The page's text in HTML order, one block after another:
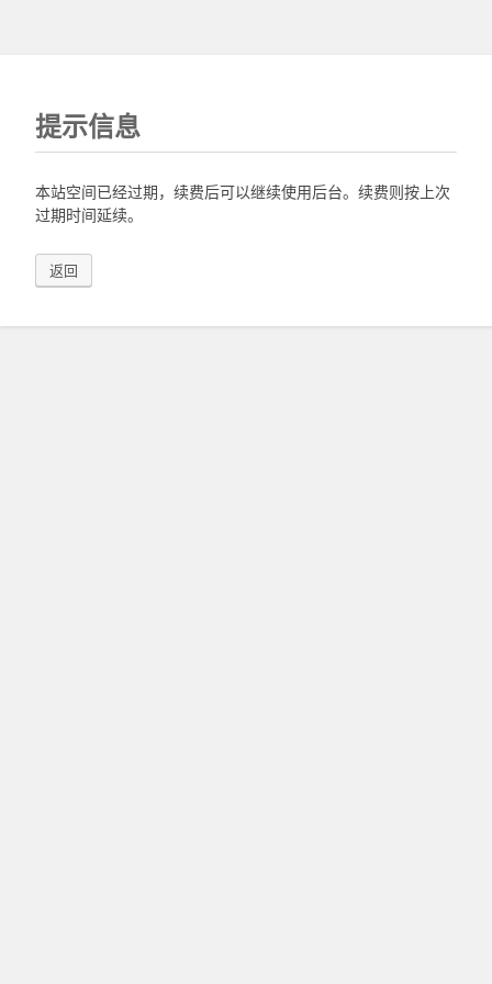
提示信息
本站空间已经过期，续费后可以继续使用后台。续费则按上次
过期时间延续。
返回